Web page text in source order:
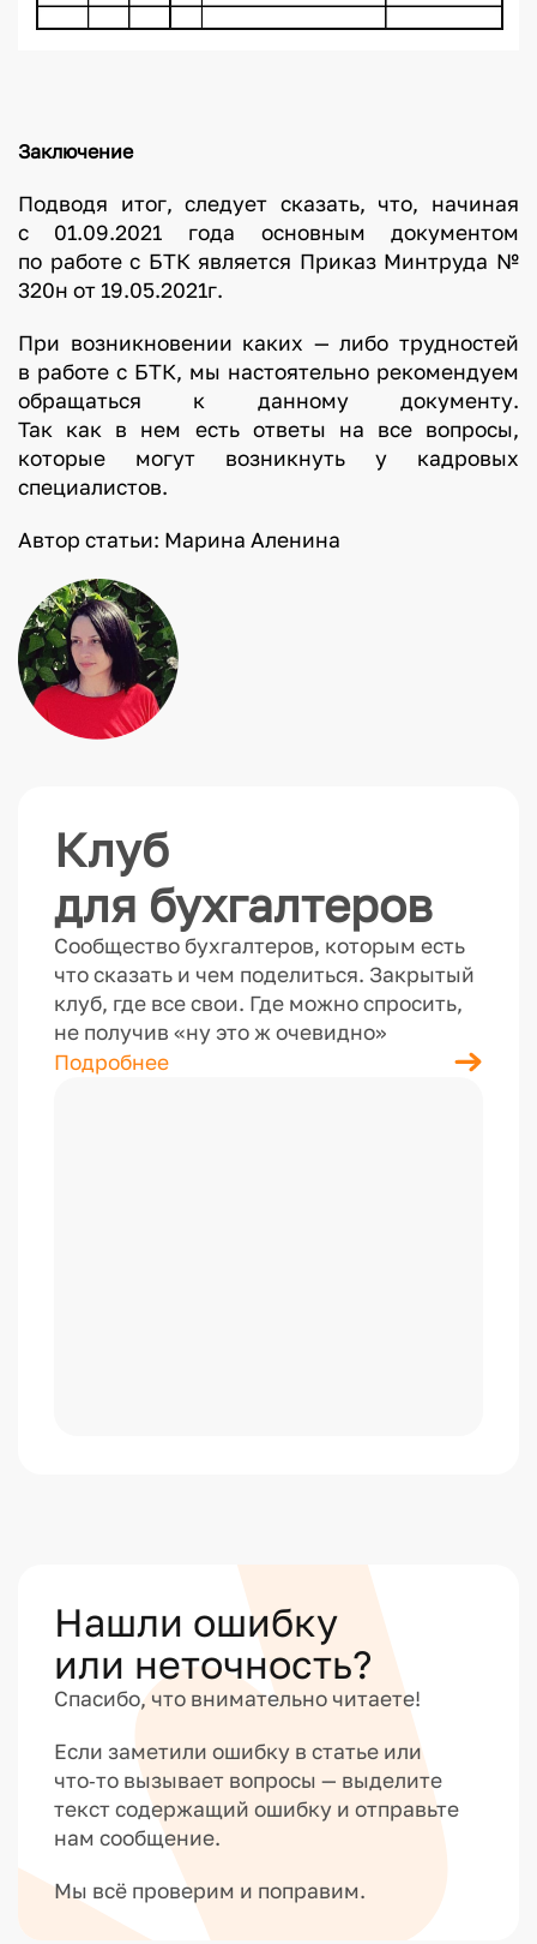
Заключение
Подводя итог, следует сказать, что, начиная
с 01.09.2021 года основным документом
по работе с БТК является Приказ Минтруда №
320н от 19.05.2021г.
При возникновении каких — либо трудностей
в работе с БТК, мы настоятельно рекомендуем
обращаться к данному документу.
Так как в нем есть ответы на все вопросы,
которые могут возникнуть у кадровых
специалистов.
Автор статьи: Марина Аленина
Клуб
для бухгалтеров
Сообщество бухгалтеров, которым есть
что сказать и чем поделиться. Закрытый
клуб, где все свои. Где можно спросить,
не получив «ну это ж очевидно»
Подробнее
Нашли ошибку
или неточность?
Спасибо, что внимательно читаете!
Если заметили ошибку в статье или
что‑то вызывает вопросы — выделите
текст содержащий ошибку и отправьте
нам сообщение.
Мы всё проверим и поправим.